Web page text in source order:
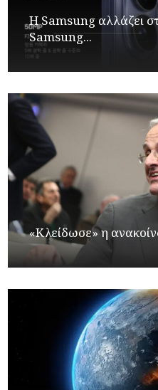
Η Samsung αλλάζει
Samsung...
«Κλείδωσε» η